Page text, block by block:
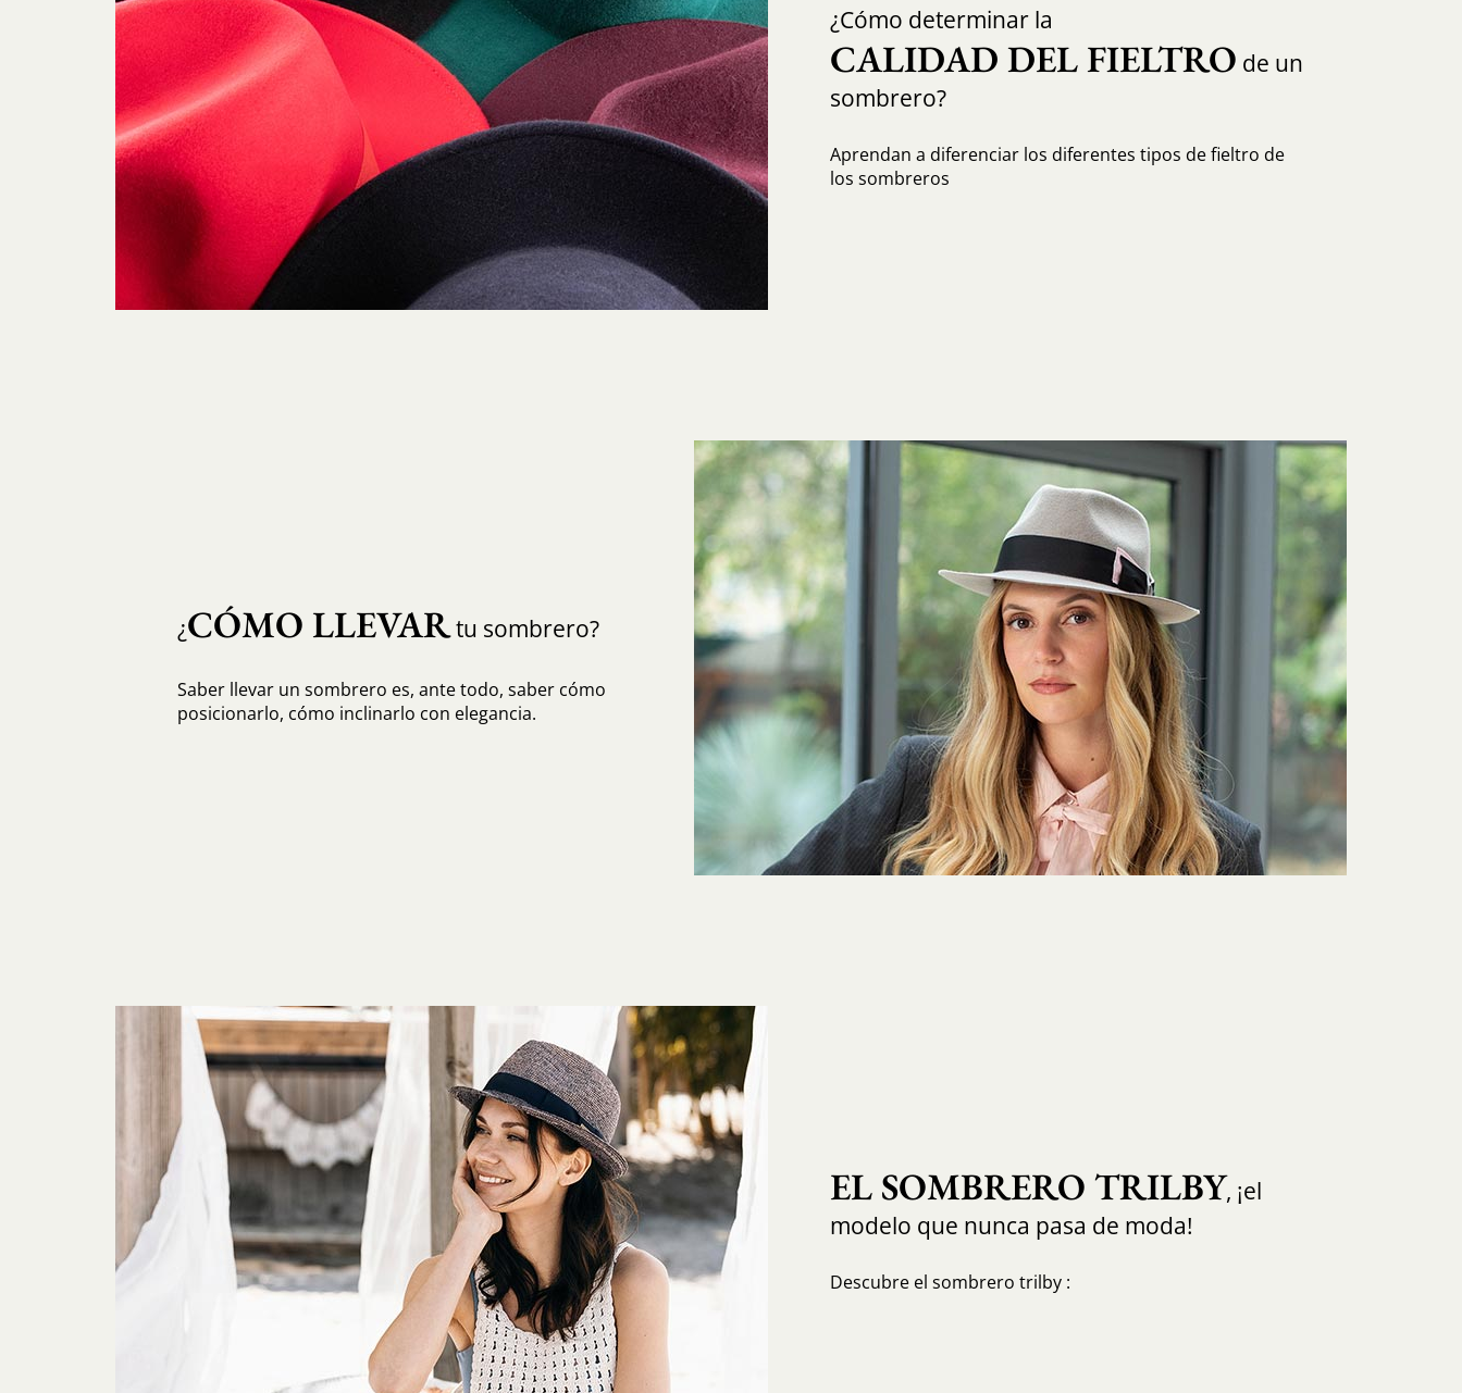
¿Cómo determinar la
CALIDAD DEL FIELTRO de un
sombrero?
Aprendan a diferenciar los diferentes tipos de fieltro de
los sombreros
¿CÓMO LLEVARtu sombrero?
Saber llevar un sombrero es, ante todo, saber cómo
posicionarlo, cómo inclinarlo con elegancia.
EL SOMBRERO TRILBY, ¡el
modelo que nunca pasa de moda!
Descubre el sombrero trilby :